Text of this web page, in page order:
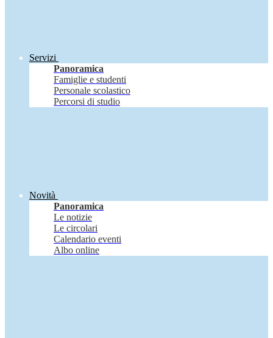
Servizi
Panoramica
Famiglie e studenti
Personale scolastico
Percorsi di studio
Novità
Panoramica
Le notizie
Le circolari
Calendario eventi
Albo online